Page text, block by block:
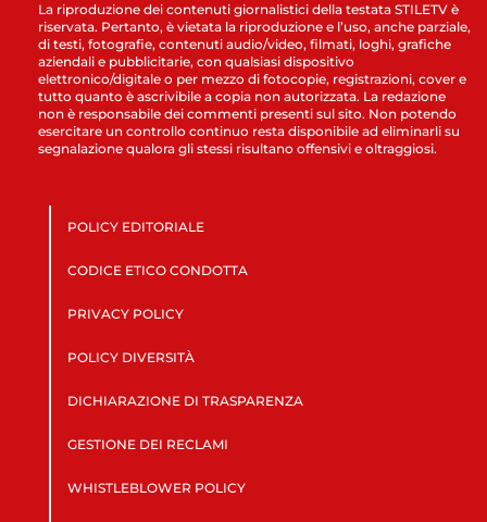
La riproduzione dei contenuti giornalistici della testata STILETV è
riservata. Pertanto, è vietata la riproduzione e l’uso, anche parziale,
di testi, fotografie, contenuti audio/video, filmati, loghi, grafiche
aziendali e pubblicitarie, con qualsiasi dispositivo
elettronico/digitale o per mezzo di fotocopie, registrazioni, cover e
tutto quanto è ascrivibile a copia non autorizzata. La redazione
non è responsabile dei commenti presenti sul sito. Non potendo
esercitare un controllo continuo resta disponibile ad eliminarli su
segnalazione qualora gli stessi risultano offensivi e oltraggiosi.
POLICY EDITORIALE
CODICE ETICO CONDOTTA
PRIVACY POLICY
POLICY DIVERSITÀ
DICHIARAZIONE DI TRASPARENZA
GESTIONE DEI RECLAMI
WHISTLEBLOWER POLICY